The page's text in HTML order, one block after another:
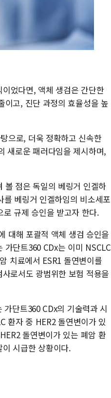
었다면, 액체 생검은 간단한
이고, 진단 과정의 효율성을 높
으로, 더욱 정확하고 신속한
새로운 패러다임을 제시하며,
볼 점은 독일의 베링거 인겔하
베링거 인겔하임의 비소세포
규제 승인을 받고자 한다.
대해 포괄적 액체 생검 승인을
단트360 CDx는 이미 NSCLC
치료에서 ESR1 돌연변이를
로서도 광범위한 보험 적용을
단트360 CDx의 기술력과 시
환자 중 HER2 돌연변이가 있
돌연변이가 있는 폐암 환
시급한 상황이다.